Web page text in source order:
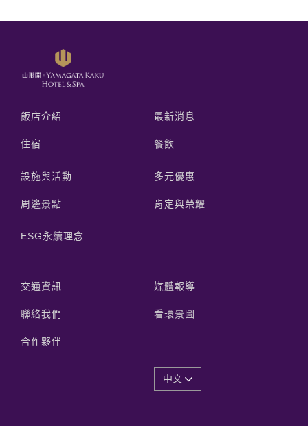
飯店介紹 最新消息
住宿 餐飲
設施與活動 多元優惠
周邊景點 肯定與榮耀
ESG永續理念
交通資訊 媒體報導
聯絡我們 看環景圖
合作夥伴
中文